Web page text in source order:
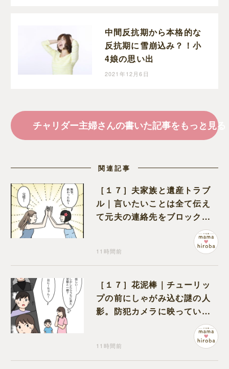
中間反抗期から本格的な
反抗期に雪崩込み？！小
4娘の思い出
2021年12月6日
チャリダー主婦さんの書いた記事をもっと見る
関連記事
［１７］夫家族と遺産トラブ
ル｜言いたいことは全て伝え
て元夫の連絡先をブロック。
離婚できた喜びを噛みしめる
11時間前
［１７］花泥棒｜チューリッ
プの前にしゃがみ込む謎の人
影。防犯カメラに映っていた
11時間前